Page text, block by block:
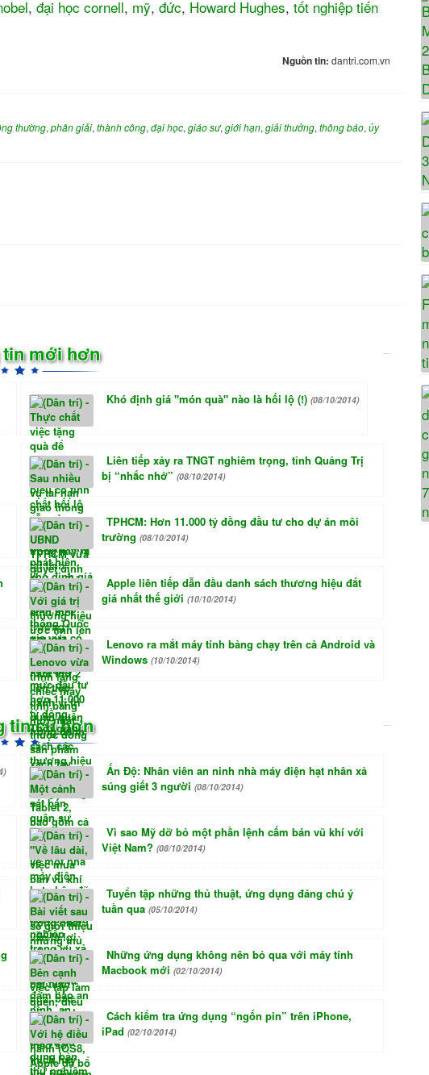
, đại học cornell, mỹ, đức, Howard Hughes, tốt nghiệp tiến
Nguồn tin: dantri.com.vn
thường, phân giải, thành công, đại học, giáo sư, giới hạn, giải thưởng, thông báo, ủy
mới hơn
Khó định giá "món quà" nào là hối lộ (!) (08/10/2014)
Liên tiếp xảy ra TNGT nghiêm trọng, tỉnh Quảng Trị
bị “nhắc nhở” (08/10/2014)
TPHCM: Hơn 11.000 tỷ đồng đầu tư cho dự án môi
trường (08/10/2014)
Apple liên tiếp dẫn đầu danh sách thương hiệu đắt
giá nhất thế giới (10/10/2014)
Lenovo ra mắt máy tính bảng chạy trên cả Android và
Windows (10/10/2014)
tin cũ hơn
Ấn Độ: Nhân viên an ninh nhà máy điện hạt nhân xả
súng giết 3 người (08/10/2014)
Vì sao Mỹ dỡ bỏ một phần lệnh cấm bán vũ khí với
Việt Nam? (08/10/2014)
Tuyển tập những thủ thuật, ứng dụng đáng chú ý
tuần qua (05/10/2014)
Những ứng dụng không nên bỏ qua với máy tính
Macbook mới (02/10/2014)
Cách kiểm tra ứng dụng “ngốn pin” trên iPhone,
iPad (02/10/2014)